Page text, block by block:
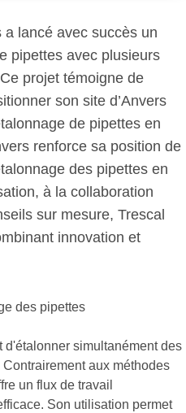
a lancé avec succès un
pipettes avec plusieurs
projet témoigne de
son site d’Anvers
de pipettes en
renforce sa position de
des pipettes en
à la collaboration
sur mesure, Trescal
innovation et
des pipettes
d'étalonner simultanément des
aux méthodes
un flux de travail
Son utilisation permet